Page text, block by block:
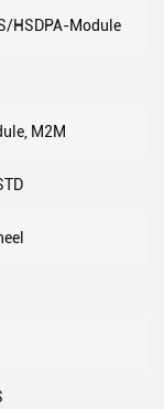
HSDPA-Module
M2M